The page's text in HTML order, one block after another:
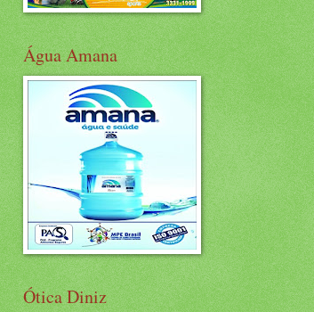
Água Amana
Ótica Diniz